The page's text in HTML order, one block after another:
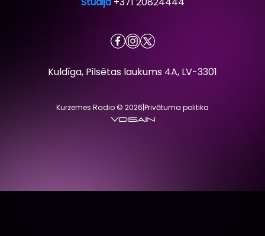
Kuldīga, Pilsētas laukums 4A, LV-3301
Kurzemes Radio © 2026|Privātuma politika